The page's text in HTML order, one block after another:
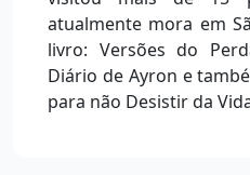
atualmente mora em
livro: Versões do
Diário de Ayron e
para não Desistir da